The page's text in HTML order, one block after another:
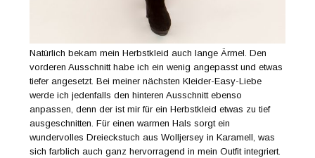
Natürlich bekam mein Herbstkleid auch lange Ärmel. Den
vorderen Ausschnitt habe ich ein wenig angepasst und etwas
tiefer angesetzt. Bei meiner nächsten Kleider-Easy-Liebe
werde ich jedenfalls den hinteren Ausschnitt ebenso
anpassen, denn der ist mir für ein Herbstkleid etwas zu tief
ausgeschnitten. Für einen warmen Hals sorgt ein
wundervolles Dreieckstuch aus Wolljersey in Karamell, was
sich farblich auch ganz hervorragend in mein Outfit integriert.